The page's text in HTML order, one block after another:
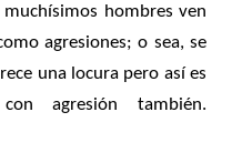
hombres ven
agresiones; o sea, se
una locura pero así es
agresión también.